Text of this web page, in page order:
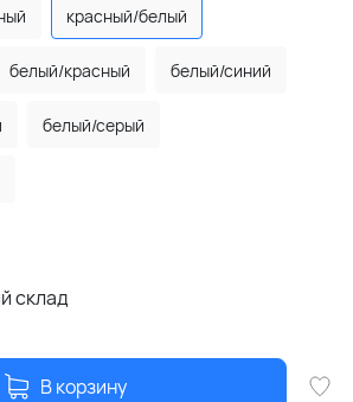
красный/белый
белый/красный белый/синий
белый/серый
склад
В корзину